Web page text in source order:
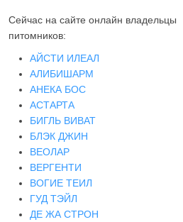
Сейчас на сайте онлайн владельцы
питомников:
АЙСТИ ИЛЕАЛ
АЛИБИШАРМ
АНЕКА БОС
АСТАРТА
БИГЛЬ ВИВАТ
БЛЭК ДЖИН
ВЕОЛАР
ВЕРГЕНТИ
ВОГИЕ ТЕИЛ
ГУД ТЭЙЛ
ДЕ ЖА СТРОН